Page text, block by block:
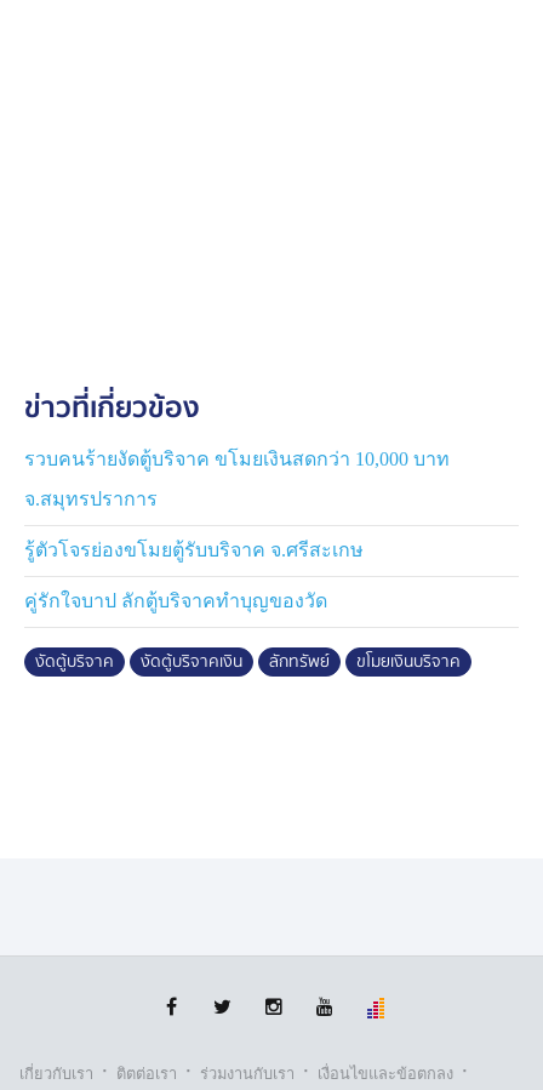
ข่าวที่เกี่ยวข้อง
รวบคนร้ายงัดตู้บริจาค ขโมยเงินสดกว่า 10,000 บาท
จ.สมุทรปราการ
รู้ตัวโจรย่องขโมยตู้รับบริจาค จ.ศรีสะเกษ
คู่รักใจบาป ลักตู้บริจาคทำบุญของวัด
งัดตู้บริจาค งัดตู้บริจาคเงิน ลักทรัพย์ ขโมยเงินบริจาค
เกี่ยวกับเรา · ติตต่อเรา · ร่วมงานกับเรา · เงื่อนไขและข้อตกลง ·